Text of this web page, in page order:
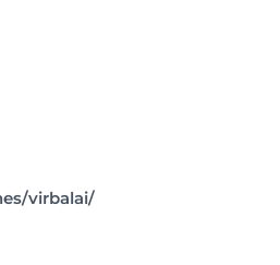
virbalai/